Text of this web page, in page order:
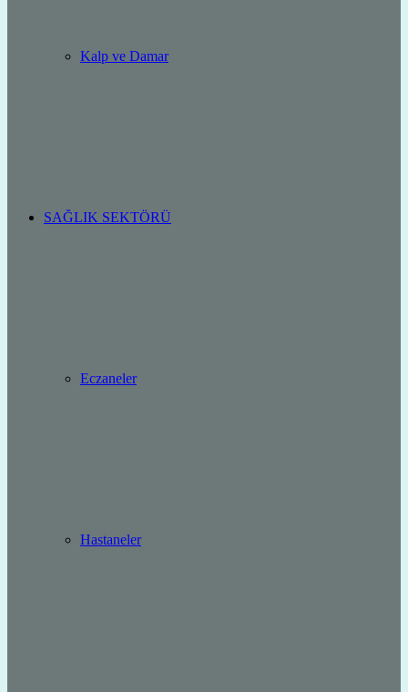
Kalp ve Damar
SAĞLIK SEKTÖRÜ
Eczaneler
Hastaneler